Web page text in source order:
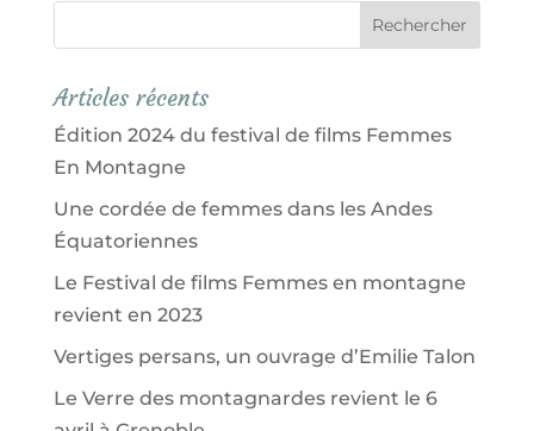
Articles récents
Édition 2024 du festival de films Femmes
En Montagne
Une cordée de femmes dans les Andes
Équatoriennes
Le Festival de films Femmes en montagne
revient en 2023
Vertiges persans, un ouvrage d’Emilie Talon
Le Verre des montagnardes revient le 6